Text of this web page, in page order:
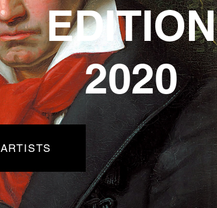
ARTISTS
EDITION
2020